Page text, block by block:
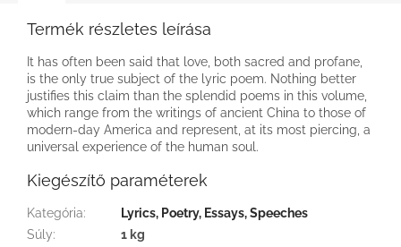
Termék részletes leírása
It has often been said that love, both sacred and profane,
is the only true subject of the lyric poem. Nothing better
justifies this claim than the splendid poems in this volume,
which range from the writings of ancient China to those of
modern-day America and represent, at its most piercing, a
universal experience of the human soul.
Kiegészítő paraméterek
Kategória:
Lyrics, Poetry, Essays, Speeches
Súly:
1 kg